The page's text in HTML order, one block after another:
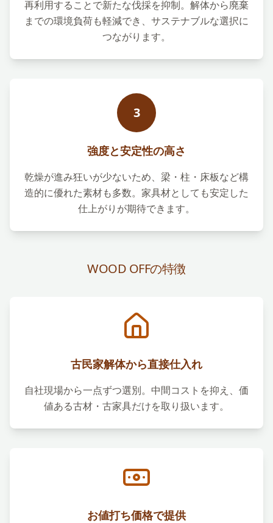
再利用することで新たな伐採を抑制。解体から廃棄
までの環境負荷も軽減でき、サステナブルな選択に
つながります。
3
強度と安定性の高さ
乾燥が進み狂いが少ないため、梁・柱・床板など構
造的に優れた素材も多数。家具材としても安定した
仕上がりが期待できます。
WOOD OFFの特徴
古民家解体から直接仕入れ
自社現場から一点ずつ選別。中間コストを抑え、価
値ある古材・古家具だけを取り扱います。
お値打ち価格で提供